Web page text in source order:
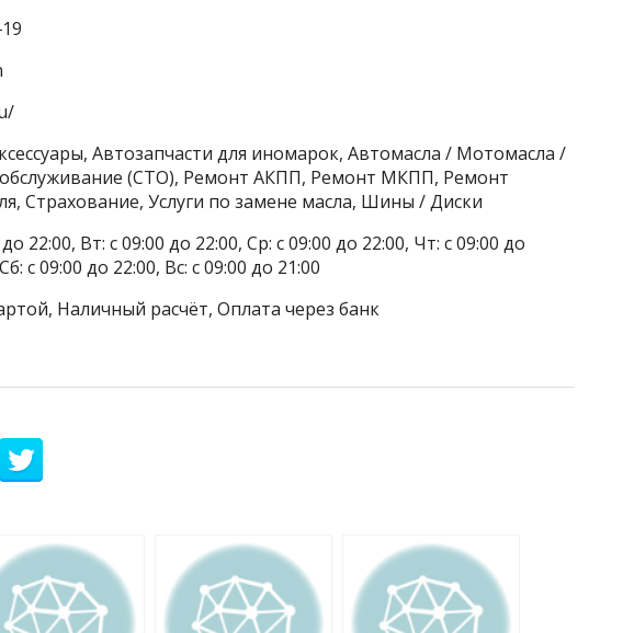
Автозапчасти для иномарок, Автомасла / Мотомасла /
(СТО), Ремонт АКПП, Ремонт МКПП, Ремонт
Страхование, Услуги по замене масла, Шины / Диски
22:00, Вт: с 09:00 до 22:00, Ср: с 09:00 до 22:00, Чт: с 09:00 до
с 09:00 до 22:00, Вс: с 09:00 до 21:00
Наличный расчёт, Оплата через банк